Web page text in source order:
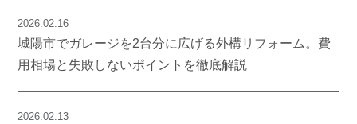
2026.02.16
城陽市でガレージを2台分に広げる外構リフォーム。費
用相場と失敗しないポイントを徹底解説
2026.02.13